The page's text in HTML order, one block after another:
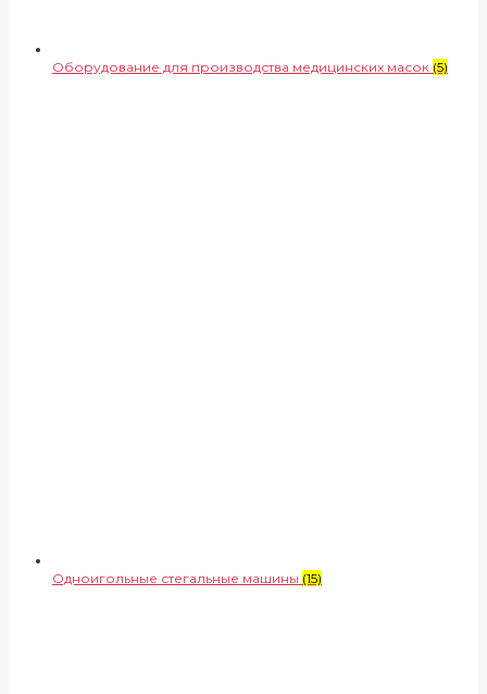
Оборудование для производства медицинских масок (5)
Одноигольные стегальные машины (15)